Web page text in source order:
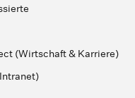
(Wirtschaft & Karriere)